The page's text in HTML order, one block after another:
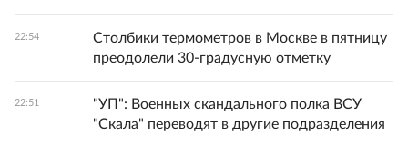
22:54
Столбики термометров в Москве в пятницу
преодолели 30-градусную отметку
22:51
"УП": Военных скандального полка ВСУ
"Скала" переводят в другие подразделения